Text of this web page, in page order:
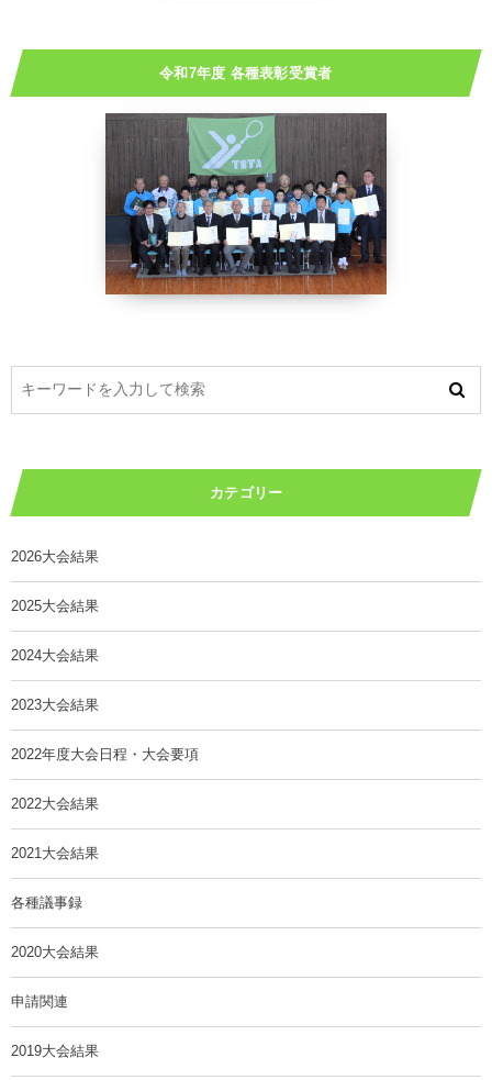
令和7年度 各種表彰受賞者
カテゴリー
2026大会結果
2025大会結果
2024大会結果
2023大会結果
2022年度大会日程・大会要項
2022大会結果
2021大会結果
各種議事録
2020大会結果
申請関連
2019大会結果